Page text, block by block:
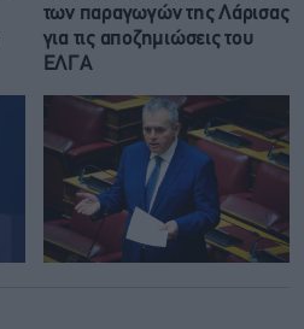
των παραγωγών της Λάρισας
για τις αποζημιώσεις του
ΕΛΓΑ